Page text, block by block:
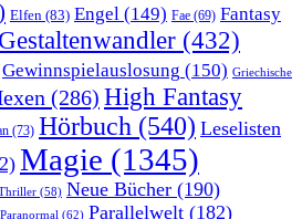
Elfen (83) Engel (149) Fae (69) Fantasy
Gestaltenwandler (432)
Gewinnspielauslosung (150) Griechische
(286) High Fantasy
(73) Hörbuch (540) Leselisten
Magie (1345)
(58) Neue Bücher (190)
(62) Parallelwelt (182)